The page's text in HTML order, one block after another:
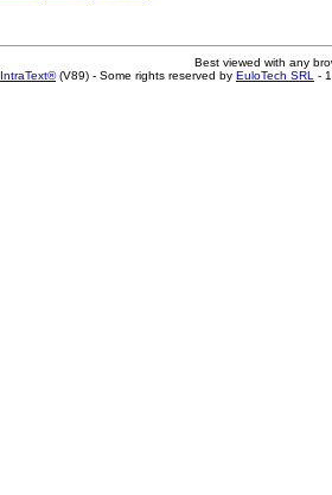
Best viewed with any
IntraText®(V89) - Some rights reserved by EuloTech SRL -